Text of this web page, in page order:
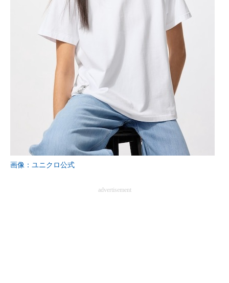
画像：ユニクロ公式
advertisement